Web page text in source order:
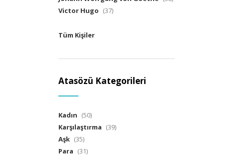
Victor Hugo (37)
Tüm Kişiler
Atasözü Kategorileri
Kadın (50)
Karşılaştırma (39)
Aşk (35)
Para (31)